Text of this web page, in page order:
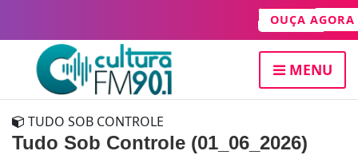
OUÇA AGORA
MENU
TUDO SOB CONTROLE
Tudo Sob Controle (01_06_2026)